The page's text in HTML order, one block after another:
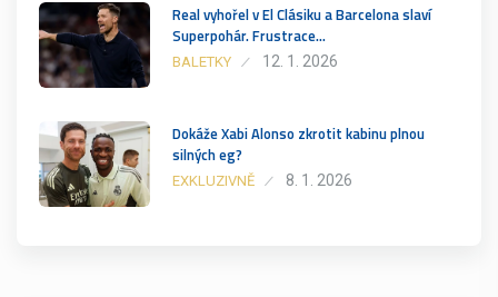
Real vyhořel v El Clásiku a Barcelona slaví
Superpohár. Frustrace…
BALETKY 12. 1. 2026
Dokáže Xabi Alonso zkrotit kabinu plnou
silných eg?
EXKLUZIVNĚ 8. 1. 2026